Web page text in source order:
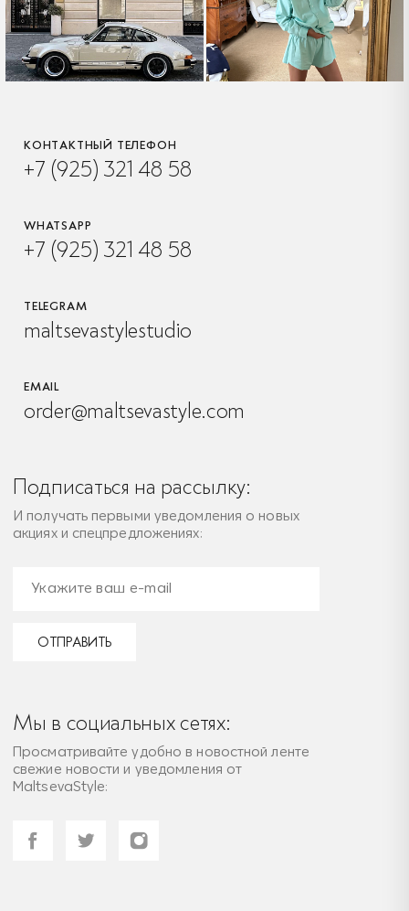
КОНТАКТНЫЙ ТЕЛЕФОН
+7 (925) 321 48 58
WHATSAPP
+7 (925) 321 48 58
TELEGRAM
maltsevastylestudio
EMAIL
order@maltsevastyle.com
Подписаться на рассылку:
И получать первыми уведомления о новых
акциях и спецпредложениях:
ОТПРАВИТЬ
Мы в социальных сетях:
Просматривайте удобно в новостной ленте
свежие новости и уведомления от
MaltsevaStyle: